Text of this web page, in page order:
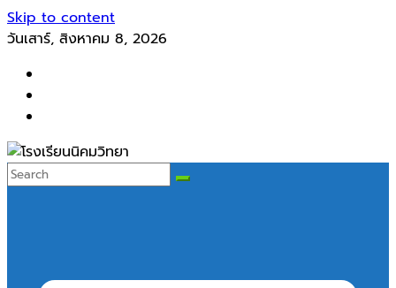
Skip to content
วันเสาร์, สิงหาคม 8, 2026